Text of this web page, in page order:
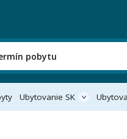
pobytu
Ubytovanie SK